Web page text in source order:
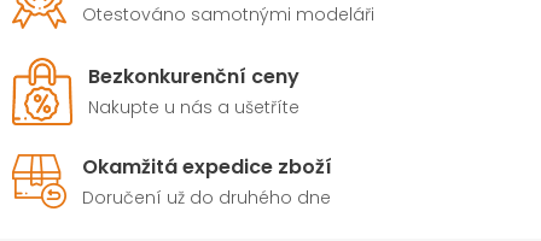
Otestováno samotnými modeláři
Bezkonkurenční ceny
Nakupte u nás a ušetříte
Okamžitá expedice zboží
Doručení už do druhého dne